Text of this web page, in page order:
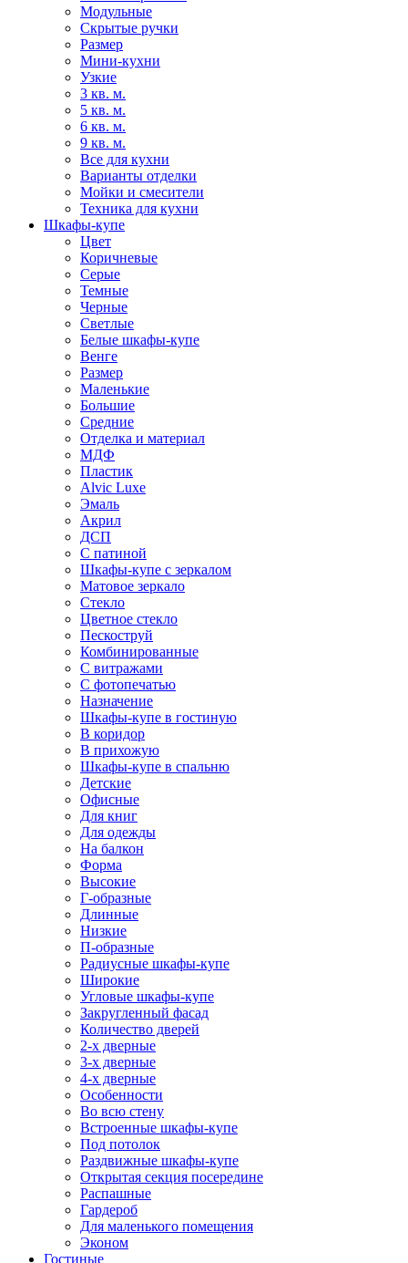
Модульные
Скрытые ручки
Размер
Мини-кухни
Узкие
3 кв. м.
5 кв. м.
6 кв. м.
9 кв. м.
Все для кухни
Варианты отделки
Мойки и смесители
Техника для кухни
Шкафы-купе
Цвет
Коричневые
Серые
Темные
Черные
Светлые
Белые шкафы-купе
Венге
Размер
Маленькие
Большие
Средние
Отделка и материал
МДФ
Пластик
Alvic Luxe
Эмаль
Акрил
ДСП
С патиной
Шкафы-купе с зеркалом
Матовое зеркало
Стекло
Цветное стекло
Пескоструй
Комбинированные
С витражами
С фотопечатью
Назначение
Шкафы-купе в гостиную
В коридор
В прихожую
Шкафы-купе в спальню
Детские
Офисные
Для книг
Для одежды
На балкон
Форма
Высокие
Г-образные
Длинные
Низкие
П-образные
Радиусные шкафы-купе
Широкие
Угловые шкафы-купе
Закругленный фасад
Количество дверей
2-х дверные
3-х дверные
4-х дверные
Особенности
Во всю стену
Встроенные шкафы-купе
Под потолок
Раздвижные шкафы-купе
Открытая секция посередине
Распашные
Гардероб
Для маленького помещения
Эконом
Гостиные